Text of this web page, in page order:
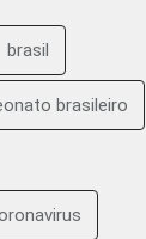
brasil
brasileiro